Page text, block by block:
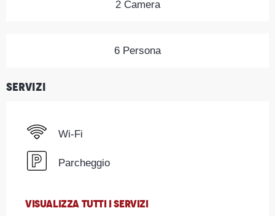
2 Camera
6 Persona
Servizi
Wi-Fi
Parcheggio
VISUALIZZA TUTTI I SERVIZI